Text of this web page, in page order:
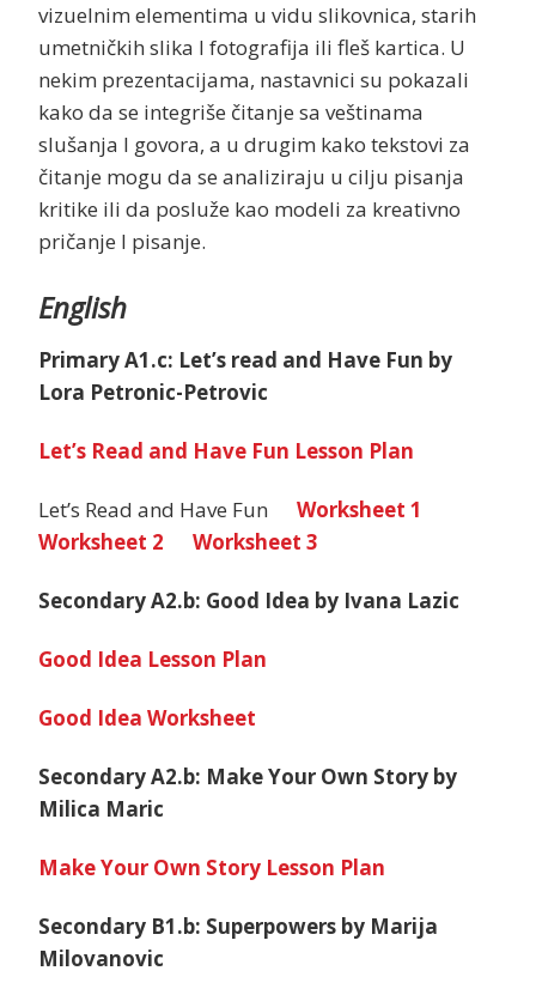
vizuelnim elementima u vidu slikovnica, starih
umetničkih slika I fotografija iIi fleš kartica. U
nekim prezentacijama, nastavnici su pokazali
kako da se integriše čitanje sa veštinama
slušanja I govora, a u drugim kako tekstovi za
čitanje mogu da se analiziraju u cilju pisanja
kritike ili da posluže kao modeli za kreativno
pričanje I pisanje.
English
Primary A1.c: Let’s read and Have Fun by
Lora Petronic-Petrovic
Let’s Read and Have Fun Lesson Plan
Let’s Read and Have Fun Worksheet 1
Worksheet 2
Worksheet 3
Secondary A2.b: Good Idea by Ivana Lazic
Good Idea Lesson Plan
Good Idea Worksheet
Secondary A2.b: Make Your Own Story by
Milica Maric
Make Your Own Story Lesson Plan
Secondary B1.b: Superpowers by Marija
Milovanovic